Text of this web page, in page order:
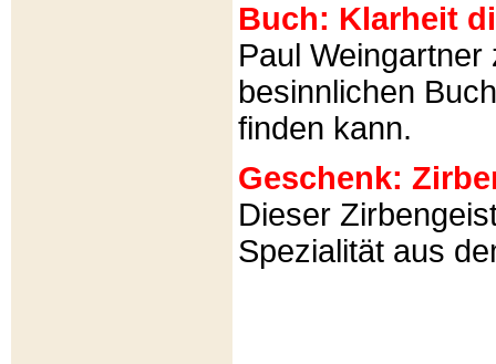
Buch: Klarheit
Paul
besinnlichen
finden kann.
Geschenk:
Dieser
Spezialität aus